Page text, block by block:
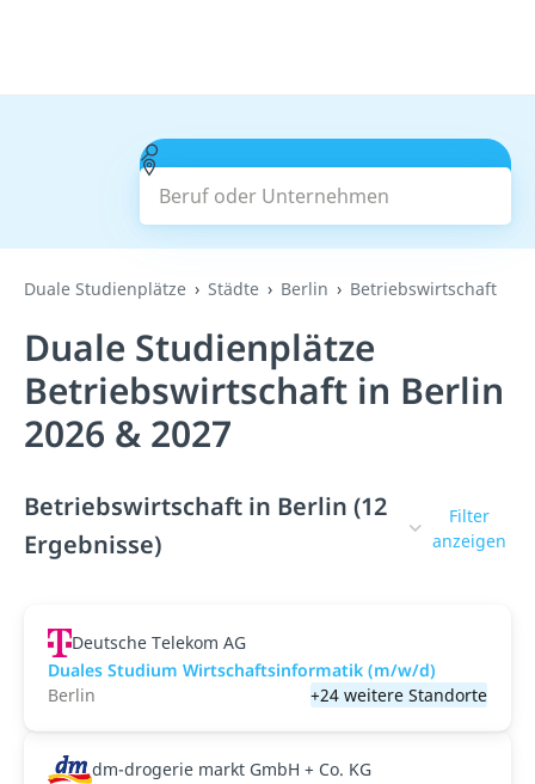
Beruf oder Unternehmen
Suchen
Duale Studienplätze Städte Berlin Betriebswirtschaft
Duale Studienplätze
Betriebswirtschaft in Berlin
2026 & 2027
Betriebswirtschaft in Berlin (12
Ergebnisse)
Filter
anzeigen
Deutsche Telekom AG
Duales Studium Wirtschaftsinformatik (m/w/d)
Berlin
+24 weitere Standorte
dm-drogerie markt GmbH + Co. KG